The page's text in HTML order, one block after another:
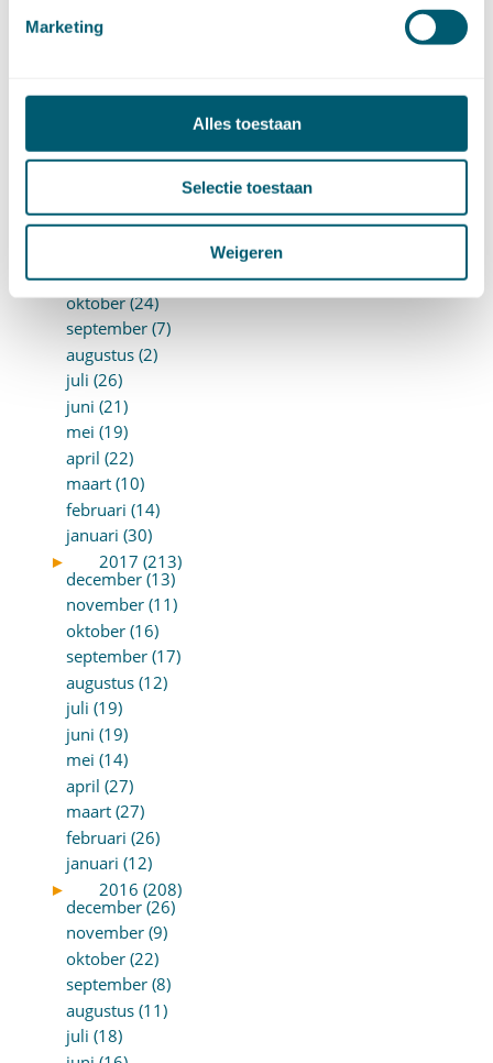
Marketing
Alles toestaan
Selectie toestaan
Weigeren
augustus (10)
maart (10)
januari (24)
►
2018 (205)
november (16)
oktober (24)
september (7)
augustus (2)
juli (26)
juni (21)
mei (19)
april (22)
maart (10)
februari (14)
januari (30)
►
2017 (213)
december (13)
november (11)
oktober (16)
september (17)
augustus (12)
juli (19)
juni (19)
mei (14)
april (27)
maart (27)
februari (26)
januari (12)
►
2016 (208)
december (26)
november (9)
oktober (22)
september (8)
augustus (11)
juli (18)